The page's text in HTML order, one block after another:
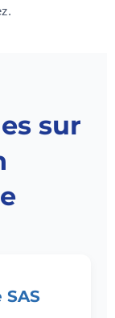
sur